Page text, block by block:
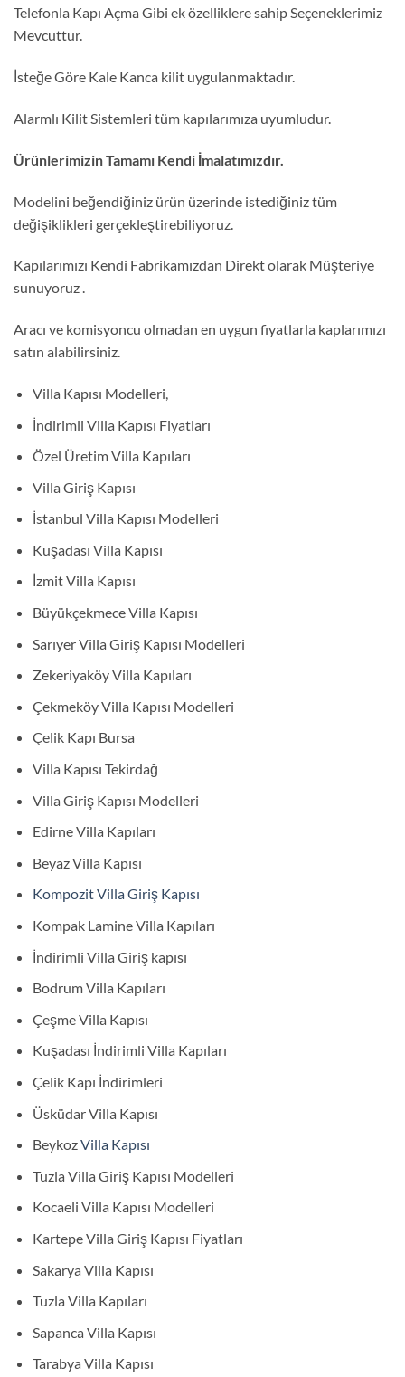
Telefonla Kapı Açma Gibi ek özelliklere sahip Seçeneklerimiz
Mevcuttur.
İsteğe Göre Kale Kanca kilit uygulanmaktadır.
Alarmlı Kilit Sistemleri tüm kapılarımıza uyumludur.
Ürünlerimizin Tamamı Kendi İmalatımızdır.
Modelini beğendiğiniz ürün üzerinde istediğiniz tüm
değişiklikleri gerçekleştirebiliyoruz.
Kapılarımızı Kendi Fabrikamızdan Direkt olarak Müşteriye
sunuyoruz .
Aracı ve komisyoncu olmadan en uygun fiyatlarla kaplarımızı
satın alabilirsiniz.
Villa Kapısı Modelleri,
İndirimli Villa Kapısı Fiyatları
Özel Üretim Villa Kapıları
Villa Giriş Kapısı
İstanbul Villa Kapısı Modelleri
Kuşadası Villa Kapısı
İzmit Villa Kapısı
Büyükçekmece Villa Kapısı
Sarıyer Villa Giriş Kapısı Modelleri
Zekeriyaköy Villa Kapıları
Çekmeköy Villa Kapısı Modelleri
Çelik Kapı Bursa
Villa Kapısı Tekirdağ
Villa Giriş Kapısı Modelleri
Edirne Villa Kapıları
Beyaz Villa Kapısı
Kompozit Villa Giriş Kapısı
Kompak Lamine Villa Kapıları
İndirimli Villa Giriş kapısı
Bodrum Villa Kapıları
Çeşme Villa Kapısı
Kuşadası İndirimli Villa Kapıları
Çelik Kapı İndirimleri
Üsküdar Villa Kapısı
BeykozVilla Kapısı
Tuzla Villa Giriş Kapısı Modelleri
Kocaeli Villa Kapısı Modelleri
Kartepe Villa Giriş Kapısı Fiyatları
Sakarya Villa Kapısı
Tuzla Villa Kapıları
Sapanca Villa Kapısı
Tarabya Villa Kapısı